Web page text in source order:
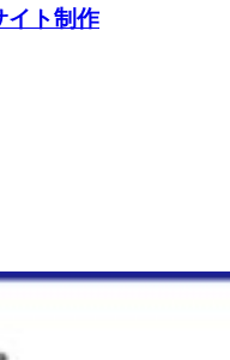
イト制作